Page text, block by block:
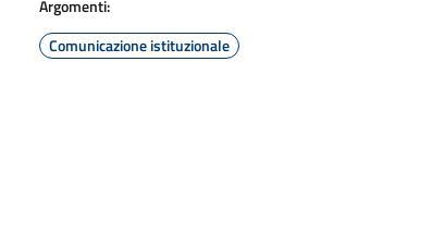
Argomenti:
Comunicazione istituzionale